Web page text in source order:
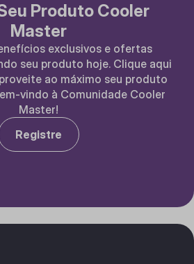
Produto Cooler
Master
exclusivos e ofertas
seu produto hoje. Clique aqui
ao máximo seu produto
vindo à Comunidade Cooler
Master!
Registre